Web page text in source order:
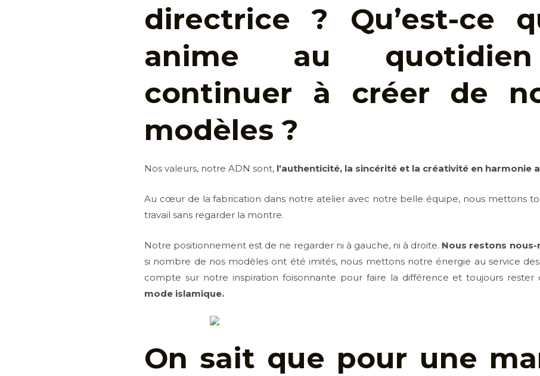
directrice ? Qu’est-ce
anime au
continuer à créer de
modèles ?
Nos valeurs, notre ADN sont, l’authenticité, la sincérité et la créativité en harmonie
Au cœur de la fabrication dans notre atelier avec notre belle équipe, nous mettons
travail sans regarder la montre.
Notre positionnement est de ne regarder ni à gauche, ni à droite. Nous restons nous-
si nombre de nos modèles ont été imités, nous mettons notre énergie au service
compte sur notre inspiration foisonnante pour faire la différence et toujours rester
mode islamique.
On sait que pour une